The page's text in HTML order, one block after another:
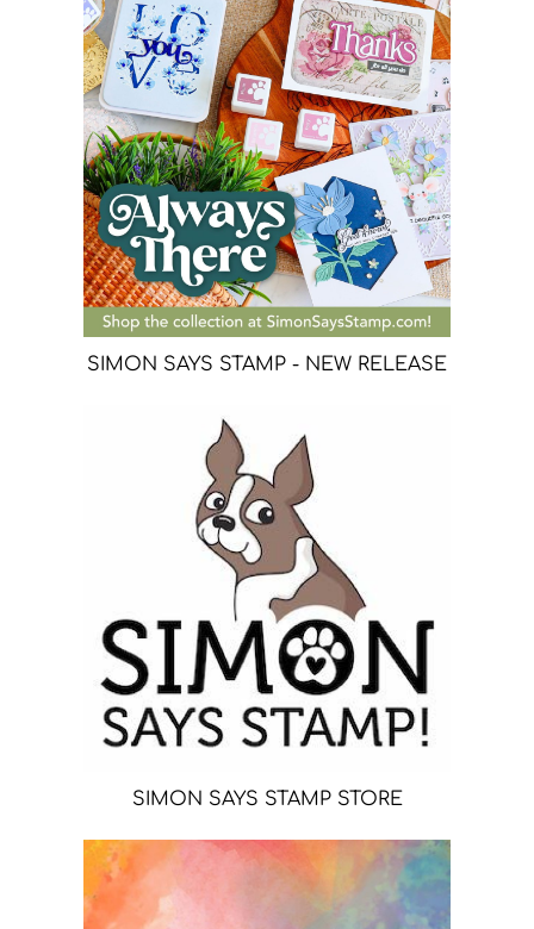
SIMON SAYS STAMP - NEW RELEASE
SIMON SAYS STAMP STORE